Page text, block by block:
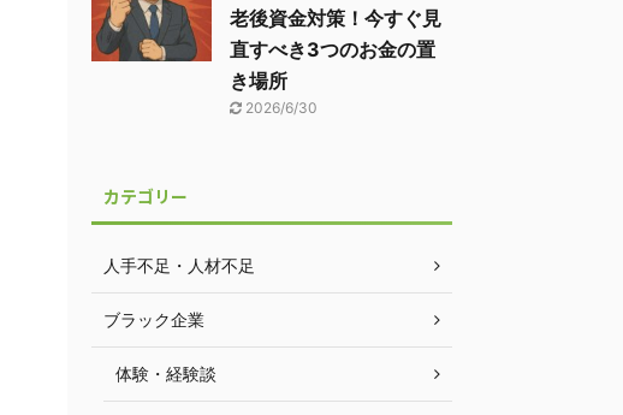
老後資金対策！今すぐ見
直すべき3つのお金の置
き場所
2026/6/30
カテゴリー
人手不足・人材不足
ブラック企業
体験・経験談